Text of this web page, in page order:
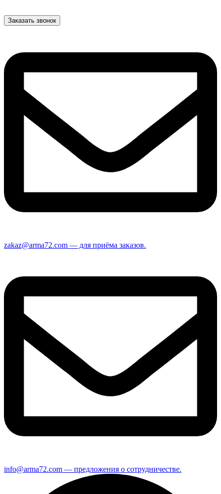
Заказать звонок
zakaz@arma72.com — для приёма заказов.
info@arma72.com — предложения о сотрудничестве.